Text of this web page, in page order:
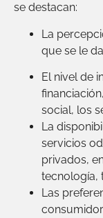
se destacan:
La
que se le
El nivel de
social, los
La
servicios
privados,
tecnología,
Las